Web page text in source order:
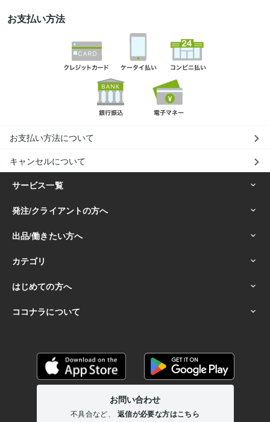
お支払い方法
お支払い方法について
キャンセルについて